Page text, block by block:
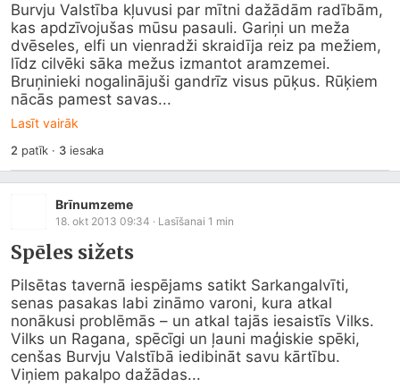
Burvju Valstība kļuvusi par mītni dažādām radībām,
kas apdzīvojušas mūsu pasauli. Gariņi un meža
dvēseles, elfi un vienradži skraidīja reiz pa mežiem,
līdz cilvēki sāka mežus izmantot aramzemei.
Bruņinieki nogalinājuši gandrīz visus pūķus. Rūķiem
nācās pamest savas...
Lasīt vairāk
2 patīk · 3iesaka
Brīnumzeme
18. okt 2013 09:34 · Lasīšanai 1 min
Spēles sižets
Pilsētas tavernā iespējams satikt Sarkangalvīti,
senas pasakas labi zināmo varoni, kura atkal
nonākusi problēmās – un atkal tajās iesaistīs Vilks.
Vilks un Ragana, spēcīgi un ļauni maģiskie spēki,
cenšas Burvju Valstībā iedibināt savu kārtību.
Viņiem pakalpo dažādas...